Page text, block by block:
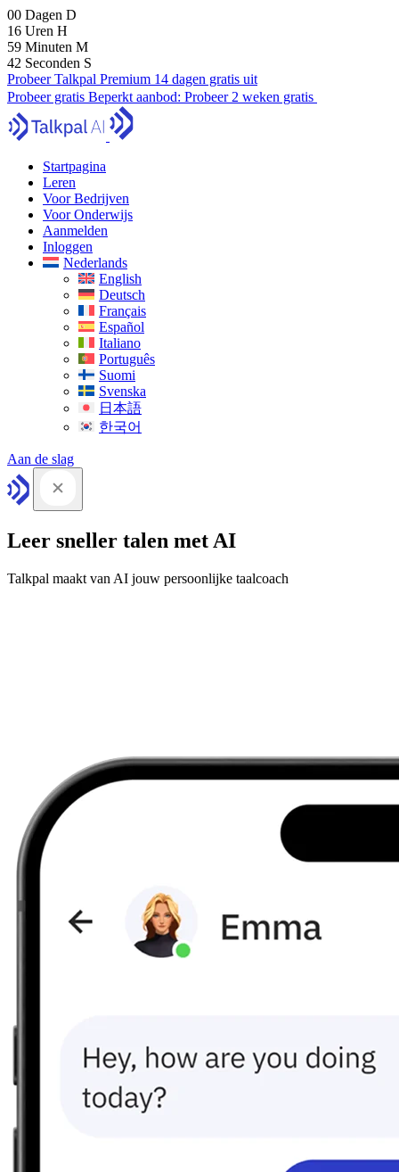
00 Dagen D
16 Uren H
59 Minuten M
40 Seconden S
Probeer Talkpal Premium 14 dagen gratis uit
Probeer gratis Beperkt aanbod: Probeer 2 weken gratis
Startpagina
Leren
Voor Bedrijven
Voor Onderwijs
Aanmelden
Inloggen
Nederlands
English
Deutsch
Français
Español
Italiano
Português
Suomi
Svenska
日本語
한국어
Aan de slag
Leer sneller talen met AI
Talkpal maakt van AI jouw persoonlijke taalcoach